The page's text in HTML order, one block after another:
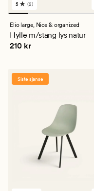
2
anmeldelser
med
en
gjennomsnittlig
vurdering
5 (2)
Elio large, Nice & organized
Hylle m/stang lys natur
Pris 210 kr
210 kr
Siste sjanse